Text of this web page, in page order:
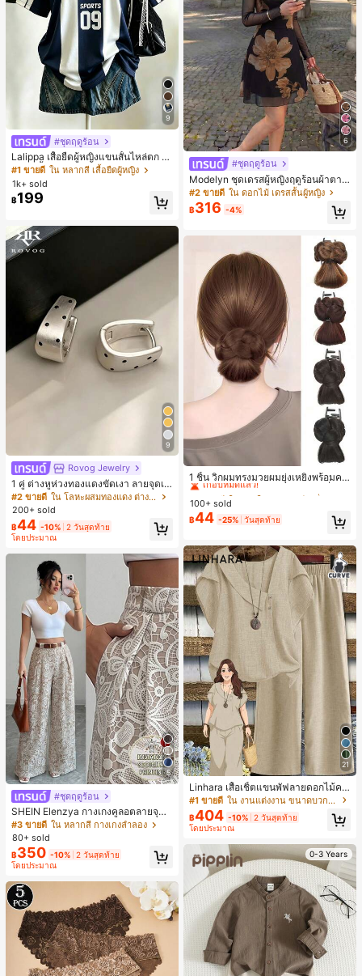
9
#ชุดฤดูร้อน
Lalippa เสื้อยืดผู้หญิงแขนสั้นไหล่ตก ค
อวีปกเสื้อ ลายพิมพ์ดิจิทัลลายทาง สไตล์
สปอร์ตแฟชั่นมินิมอล ของขวัญสำหรับเ
พื่อน
#1 ขายดี ใน หลากสี เสื้อยืดผู้หญิง
1k+ sold
฿199
9
Rovog Jewelry
1 คู่ ต่างหูห่วงทองแดงขัดเงา ลายจุดเร
ขาคณิตสไตล์มินิมอล เหมาะสำหรับสว
มใส่ประจำวันแบบสบายๆ สำหรับผู้หญิง
#2 ขายดี
ใน โลหะผสมทองแดง ต่างหูผู้หญิง
200+ sold
฿44 -10% 2 วันสุดท้าย
โดยประมาณ
5
#ชุดฤดูร้อน
SHEIN Elenzya กางเกงคูลอตลายจุดเ
อวสูงแบบใหม่สำหรับฤดูใบไม้ผลิ/ฤดูร้อ
น, สไตล์หรูหราเหมาะสำหรับใส่ในชีวิต
ประจำวันและทำงาน, ให้ความรู้สึกวินเ
ทจสำหรับฤดูรับปริญญา, เทศกาลดนตร
ี, การแข่งม้าดาร์บี้, วันประกาศอิสรภาพ
#3 ขายดี ใน หลากสี กางเกงลำลอง
80+ sold
฿350 -10% 2 วันสุดท้าย
โดยประมาณ
6
#ชุดฤดูร้อน
Modelyn ชุดเดรสผู้หญิงฤดูร้อนผ้าตาข่
ายพิมพ์ลาย คอไม่สมมาตร จับจีบ หรูหร
า เซ็กซี่
#2 ขายดี ใน ดอกไม้ เดรสสั้นผู้หญิง
฿316 -4%
1 ชิ้น วิกผมทรงมวยผมยุ่งเหยิงพร้อมคลิ
ปหนีบผม, คลิปหนีบผมสังเคราะห์ที่ได้รั
บการอัปเกรดแฟชั่น, วิกผมเส้นใยทนคว
ามร้อนสูงที่ออกแบบมาสำหรับผู้หญิง, ใ
ช้งานง่ายโดยไม่ต้องใช้เครื่องมือ, เหมา
ะสำหรับสไตล์สบายๆ, อุปกรณ์เสริมผมที่
สมบูรณ์แบบสำหรับผู้หญิง คลิปหนีบผม
คลิปหนีบผมสบายๆ แฟชั่นผม คลิปหนีบ
ผมหรูหรา ฤดูร้อน ชายหาด วันหยุด
#2 ขายดี
ใน เส้นใยสังเคราะห์ เครื่องประดับผมผู้หญิง
เกือบหมดแล้ว!
#2 ขายดี
เกือบหมดแล้ว!
#2 ขายดี
เกือบหมดแล้ว!
#2 ขายดี
ใน เส้นใยสังเคราะห์ เครื่องประดับผมผู้หญิง
100+ sold
฿44 -25% วันสุดท้าย
21
Linhara เสื้อเชิ้ตแขนพัฟลายดอกไม้คอ
ปกไม่สมมาตรสำหรับผู้หญิงไซส์ใหญ่ +
กางเกงลำลองทรงหลวมเอวยางยืด 2 ชิ้
น สำหรับฤดูใบไม้ผลิ/ฤดูร้อน
#1 ขายดี ใน งานแต่งงาน ขนาดบวก Co-Ords
฿404 -10% 2 วันสุดท้าย
โดยประมาณ
0-3 Years